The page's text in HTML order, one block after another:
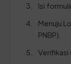
Isi
Menuju
PNBP).